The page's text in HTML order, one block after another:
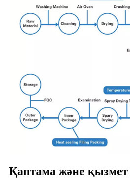
Қаптама және қызмет